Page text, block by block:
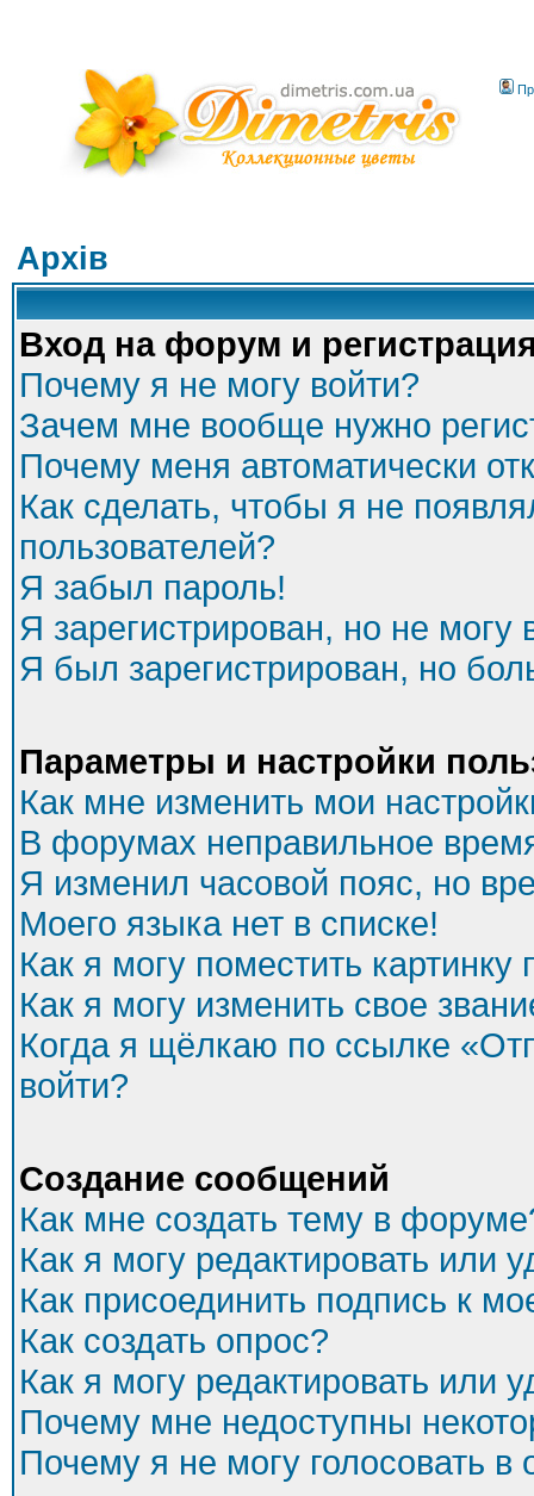
Архів
Вход на форум и
Почему я не могу войти?
Зачем мне вообще нужно
Почему меня автоматически
Как сделать, чтобы я не
пользователей?
Я забыл пароль!
Я зарегистрирован, но не могу
Я был зарегистрирован, но
Параметры и настройки
Как мне изменить мои
В форумах неправильное
Я изменил часовой пояс, но
Моего языка нет в списке!
Как я могу поместить
Как я могу изменить свое
Когда я щёлкаю по ссылке
войти?
Создание сообщений
Как мне создать тему в
Как я могу редактировать или
Как присоединить подпись к
Как создать опрос?
Как я могу редактировать или
Почему мне недоступны
Почему я не могу голосовать в